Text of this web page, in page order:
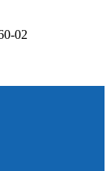
02